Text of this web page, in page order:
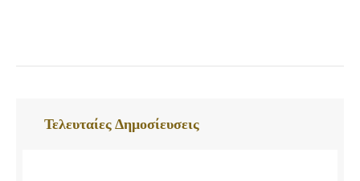
Τελευταίες Δημοσίευσεις